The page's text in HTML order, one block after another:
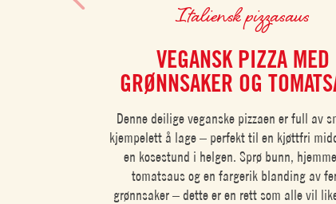
Italiensk pizzasaus
VEGANSK PIZZA MED
GRØNNSAKER OG
Denne deilige veganske pizzaen er full av
kjempelett å lage – perfekt til en kjøttfri
en kosestund i helgen. Sprø bunn,
tomatsaus og en fargerik blanding av
grønnsaker – dette er en rett som alle vil